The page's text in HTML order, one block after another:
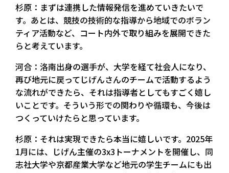
杉原：まずは連携した情報発信を進めていきたいで
す。あとは、競技の技術的な指導から地域でのボラン
ティア活動など、コート内外で取り組みを展開できた
らと考えています。
河合：洛南出身の選手が、大学を経て社会人になり、
再び地元に戻ってじげんさんのチームで活動するよう
な流れができたら、それは指導者としてもすごく嬉し
いことです。そういう形での関わりや循環も、今後は
つくっていけたらと思っています。
杉原：それは実現できたら本当に嬉しいです。2025年
1月には、じげん主催の3x3トーナメントを開催し、同
志社大学や京都産業大学など地元の学生チームにも出